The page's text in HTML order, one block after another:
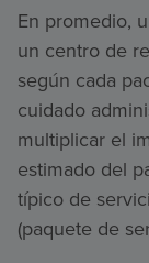
En promedio,
un centro de
según cada
cuidado
multiplicar el
estimado del
típico de
(paquete de